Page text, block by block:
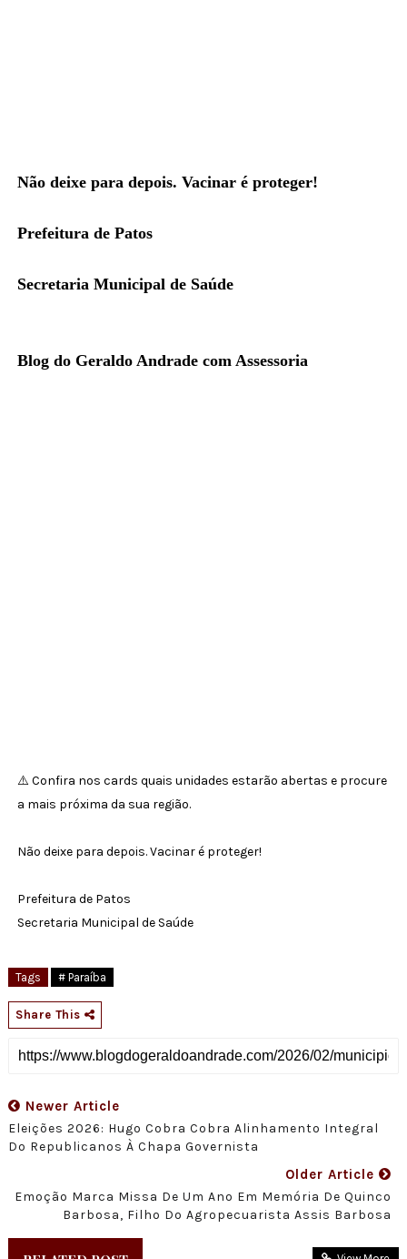
Não deixe para depois. Vacinar é proteger!
Prefeitura de Patos
Secretaria Municipal de Saúde
Blog do Geraldo Andrade com Assessoria
⚠️ Confira nos cards quais unidades estarão abertas e procure
a mais próxima da sua região.
Não deixe para depois. Vacinar é proteger!
Prefeitura de Patos
Secretaria Municipal de Saúde
Tags # Paraíba
Share This
Newer Article
Eleições 2026: Hugo Cobra Cobra Alinhamento Integral
Do Republicanos À Chapa Governista
Older Article
Emoção Marca Missa De Um Ano Em Memória De Quinco
Barbosa, Filho Do Agropecuarista Assis Barbosa